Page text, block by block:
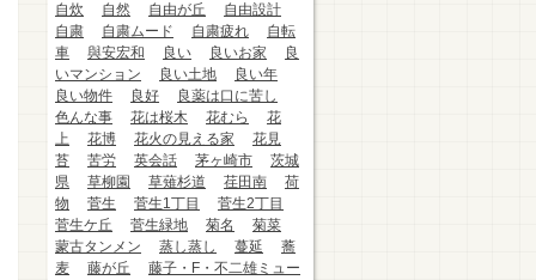
自炊
自然 自由が丘
自由設計
自粛
自粛ムード 自粛疲れ
自転
車
與安宏和 良い 良いお家
良
いマンション
良い土地
良い年
良い物件
良好
良薬は口に苦し
色んな事
花は桜木 花むら
花
上
花博 花火の見える家
花見
苔
苦労 英会話 茅ヶ崎市
茨城
県
草柳園 草薙杉道 荏田南
荷
物
菅生 菅生1丁目
菅生2丁目
菅生ケ丘
菅生緑地 菊名
菊菜
蒙古タンメン
蒸し蒸し 蔓延
蕎
麦
藤が丘
藤子・F・不二雄ミュー